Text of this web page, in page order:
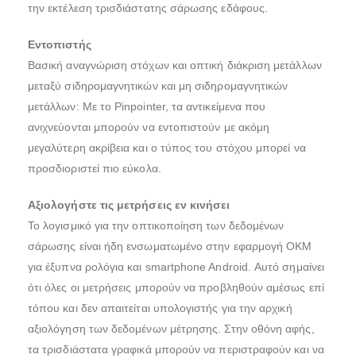
την εκτέλεση τρισδιάστατης σάρωσης εδάφους.
Εντοπιστής
Βασική αναγνώριση στόχων και οπτική διάκριση μετάλλων
μεταξύ σιδηρομαγνητικών και μη σιδηρομαγνητικών
μετάλλων: Με το Pinpointer, τα αντικείμενα που
ανιχνεύονται μπορούν να εντοπιστούν με ακόμη
μεγαλύτερη ακρίβεια και ο τύπος του στόχου μπορεί να
προσδιοριστεί πιο εύκολα.
Αξιολογήστε τις μετρήσεις εν κινήσει
Το λογισμικό για την οπτικοποίηση των δεδομένων
σάρωσης είναι ήδη ενσωματωμένο στην εφαρμογή OKM
για έξυπνα ρολόγια και smartphone Android. Αυτό σημαίνει
ότι όλες οι μετρήσεις μπορούν να προβληθούν αμέσως επί
τόπου και δεν απαιτείται υπολογιστής για την αρχική
αξιολόγηση των δεδομένων μέτρησης. Στην οθόνη αφής,
τα τρισδιάστατα γραφικά μπορούν να περιστραφούν και να